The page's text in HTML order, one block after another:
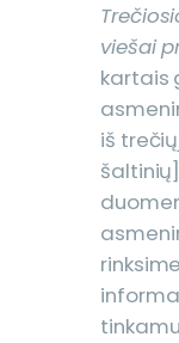
viešai
kartais
iš